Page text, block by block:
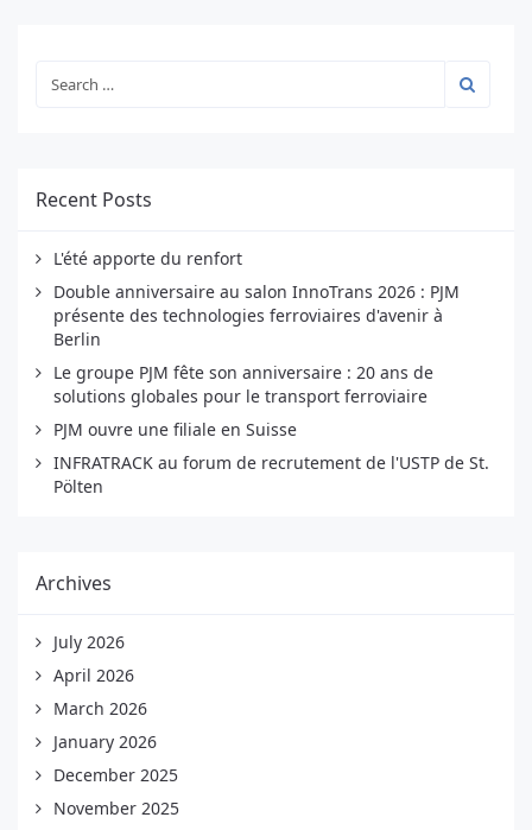
Recent Posts
L'été apporte du renfort
Double anniversaire au salon InnoTrans 2026 : PJM
présente des technologies ferroviaires d'avenir à
Berlin
Le groupe PJM fête son anniversaire : 20 ans de
solutions globales pour le transport ferroviaire
PJM ouvre une filiale en Suisse
INFRATRACK au forum de recrutement de l'USTP de St.
Pölten
Archives
July 2026
April 2026
March 2026
January 2026
December 2025
November 2025